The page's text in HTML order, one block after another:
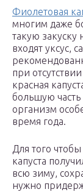
Фиолетовая
многим даже
такую закуску
входят уксус,
при
красная
большую
организм
время года.
Для того
капуста
всю зиму,
нужно